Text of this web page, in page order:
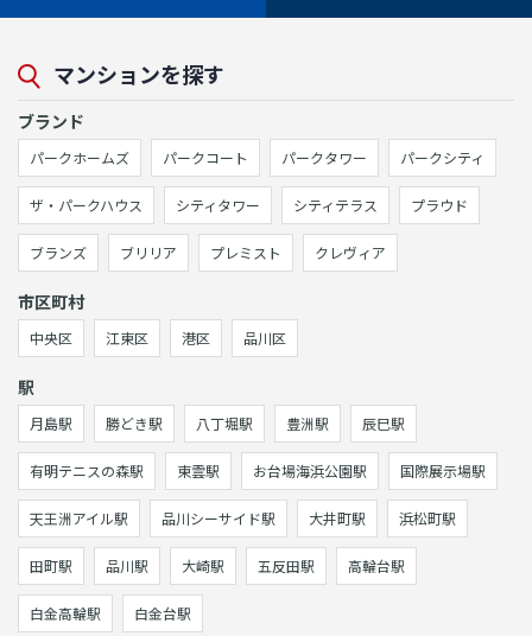
マンションを探す
ブランド
パークホームズ パークコート パークタワー パークシティ
ザ・パークハウス シティタワー シティテラス プラウド
ブランズ ブリリア プレミスト クレヴィア
市区町村
中央区 江東区 港区 品川区
駅
月島駅 勝どき駅 八丁堀駅 豊洲駅 辰巳駅
有明テニスの森駅 東雲駅 お台場海浜公園駅 国際展示場駅
天王洲アイル駅 品川シーサイド駅 大井町駅 浜松町駅
田町駅 品川駅 大崎駅 五反田駅 高輪台駅
白金高輪駅 白金台駅